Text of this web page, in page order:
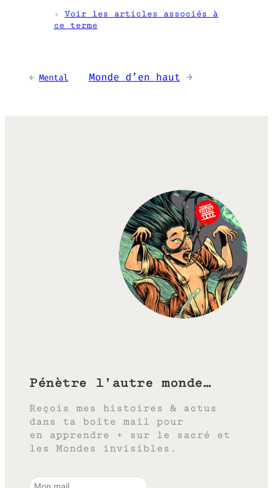
› Voir les articles associés à
ce terme
← Mental Monde d’en haut →
Pénètre l’autre monde…
Reçois mes histoires & actus
dans ta boîte mail pour
en apprendre + sur le sacré et
les Mondes invisibles.